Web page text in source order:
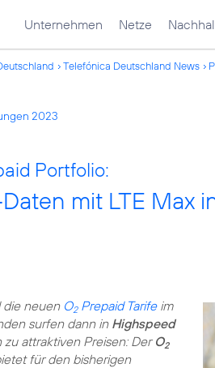
Unternehmen Netze
Telefónica Deutschland News
2023
Portfolio:
mit LTE Max
neuen O2Prepaid Tarifeim
surfen dann in Highspeed
attraktiven Preisen: Der O2
für den bisherigen